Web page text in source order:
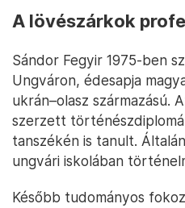
A lövészárkok
Sándor Fegyir 1975-ben
Ungváron, édesapja
ukrán–olasz származású.
szerzett
tanszékén is tanult.
ungvári iskolában
Később tudományos